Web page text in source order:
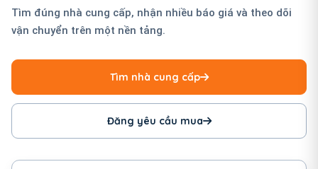
Tìm đúng nhà cung cấp, nhận nhiều báo giá và theo dõi
vận chuyển trên một nền tảng.
Tìm nhà cung cấp
Đăng yêu cầu mua